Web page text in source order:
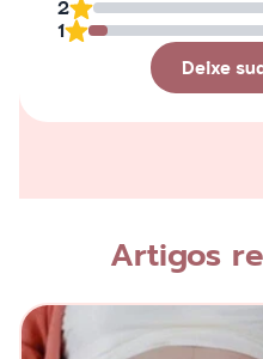
2
1
Deixe
Escreva a sua opinião
Artigos